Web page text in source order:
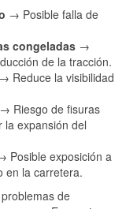
→ Posible falla de
congeladas →
de la tracción.
→ Reduce la visibilidad
→ Riesgo de fisuras
la expansión del
Posible exposición a
en la carretera.
de